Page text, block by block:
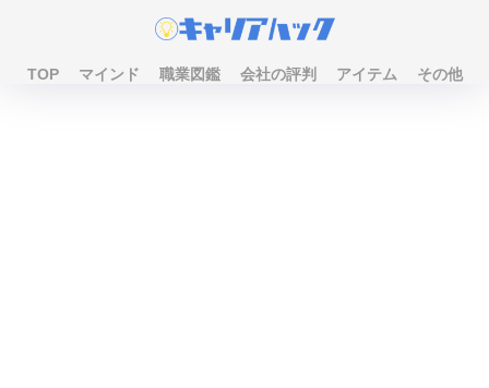
TOP マインド 職業図鑑 会社の評判 アイテム その他